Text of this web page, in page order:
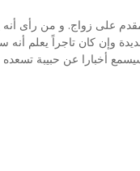
على زواج. و من رأى
وإن كان تاجراً يعلم
سيسمع أخبارا عن حبيبة